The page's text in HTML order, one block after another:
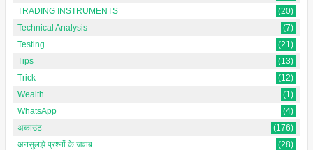
TRADING INSTRUMENTS
(20)
Technical Analysis
(7)
Testing
(21)
Tips
(13)
Trick
(12)
Wealth
(1)
WhatsApp
(4)
अकाउंट
(176)
अनसुलझे प्रश्नों के जवाब
(28)